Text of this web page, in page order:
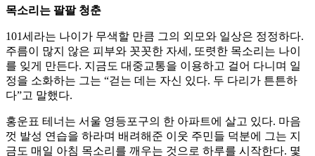
목소리는 팔팔 청춘
101세라는 나이가 무색할 만큼 그의 외모와 일상은 정정하다.
주름이 많지 않은 피부와 꼿꼿한 자세, 또렷한 목소리는 나이
를 잊게 만든다. 지금도 대중교통을 이용하고 걸어 다니며 일
정을 소화하는 그는 “걷는 데는 자신 있다. 두 다리가 튼튼하
다”고 말했다.
홍운표 테너는 서울 영등포구의 한 아파트에 살고 있다. 마음
껏 발성 연습을 하라며 배려해준 이웃 주민들 덕분에 그는 지
금도 매일 아침 목소리를 깨우는 것으로 하루를 시작한다. 몇